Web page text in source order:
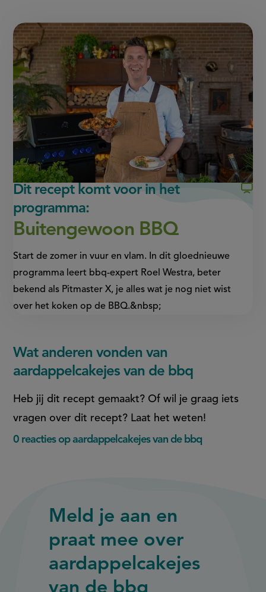
pagina
op
Facebook
in
nieuw
venster,
externe
link)
pagina
op
WhatsApp
(opent
in
nieuw
venster,
externe
link)
of
this
page
Dit recept komt voor in het
programma:
Buitengewoon BBQ
Start de zomer in vuur en vlam. In dit gloednieuwe
programma leert bbq-expert Roel Westra, beter
bekend als Pitmaster X, je alles wat je nog niet wist
over het koken op de BBQ.&nbsp;
Wat anderen vonden van
aardappelcakejes van de bbq
Heb jij dit recept gemaakt? Of wil je graag iets
vragen over dit recept? Laat het weten!
0 reacties op aardappelcakejes van de bbq
Meld je aan en
praat mee over
aardappelcakejes